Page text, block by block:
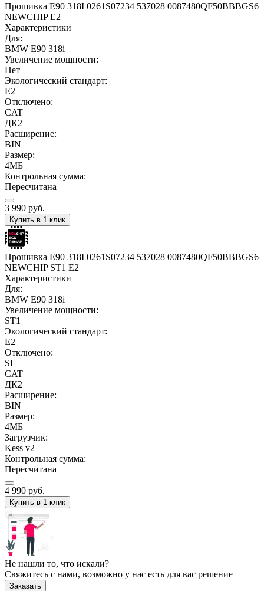
Прошивка E90 318I 0261S07234 537028 0087480QF50BBBGS6
NEWCHIP E2
Характеристики
Для:
BMW E90 318i
Увеличение мощности:
Нет
Экологический стандарт:
E2
Отключено:
CAT
ДК2
Расширение:
BIN
Размер:
4МБ
Контрольная сумма:
Пересчитана
3 990 руб.
Купить в 1 клик
Прошивка E90 318I 0261S07234 537028 0087480QF50BBBGS6
NEWCHIP ST1 E2
Характеристики
Для:
BMW E90 318i
Увеличение мощности:
ST1
Экологический стандарт:
E2
Отключено:
SL
CAT
ДК2
Расширение:
BIN
Размер:
4МБ
Загрузчик:
Kess v2
Контрольная сумма:
Пересчитана
4 990 руб.
Купить в 1 клик
Не нашли то, что искали?
Свяжитесь с нами, возможно у нас есть для вас решение
Заказать